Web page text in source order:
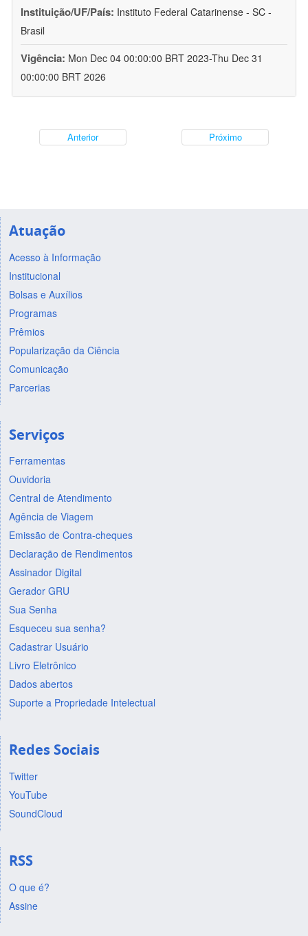
Instituição/UF/País: Instituto Federal Catarinense - SC -
Brasil
Vigência: Mon Dec 04 00:00:00 BRT 2023-Thu Dec 31
00:00:00 BRT 2026
Anterior Próximo
Atuação
Acesso à Informação
Institucional
Bolsas e Auxílios
Programas
Prêmios
Popularização da Ciência
Comunicação
Parcerias
Serviços
Ferramentas
Ouvidoria
Central de Atendimento
Agência de Viagem
Emissão de Contra-cheques
Declaração de Rendimentos
Assinador Digital
Gerador GRU
Sua Senha
Esqueceu sua senha?
Cadastrar Usuário
Livro Eletrônico
Dados abertos
Suporte a Propriedade Intelectual
Redes Sociais
Twitter
YouTube
SoundCloud
RSS
O que é?
Assine